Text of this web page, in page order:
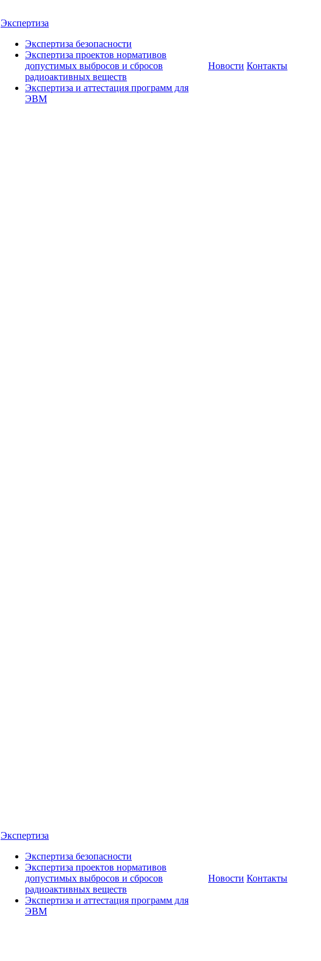
Экспертиза
Экспертиза безопасности
Экспертиза проектов нормативов
допустимых выбросов и сбросов
радиоактивных веществ
Экспертиза и аттестация программ для
ЭВМ
Новости Контакты
Экспертиза
Экспертиза безопасности
Экспертиза проектов нормативов
допустимых выбросов и сбросов
радиоактивных веществ
Экспертиза и аттестация программ для
ЭВМ
Новости Контакты